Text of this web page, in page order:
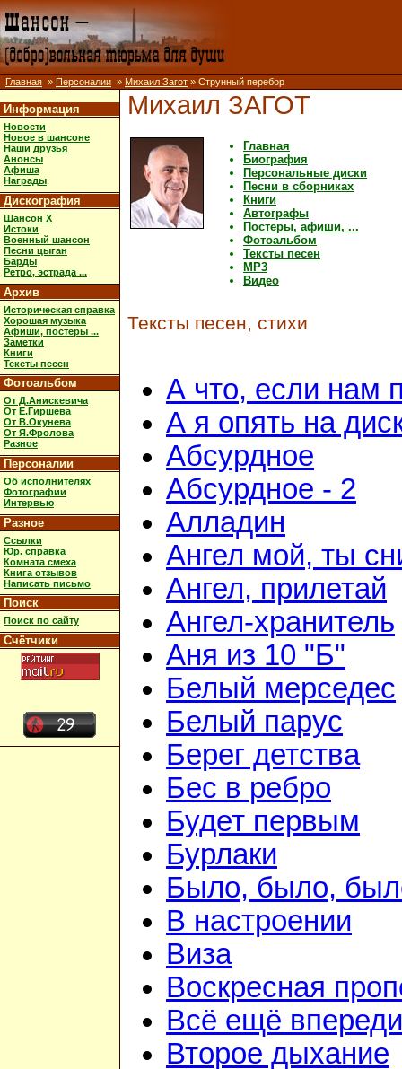
Главная » Персоналии » Михаил Загот » Струнный перебор
Информация
Новости
Новое в шансоне
Наши друзья
Анонсы
Афиша
Награды
Дискография
Шансон X
Истоки
Военный шансон
Песни цыган
Барды
Ретро, эстрада ...
Архив
Историческая справка
Хорошая музыка
Афиши, постеры ...
Заметки
Книги
Тексты песен
Фотоальбом
От Д.Анискевича
От Е.Гиршева
От В.Окунева
От Я.Фролова
Разное
Персоналии
Об исполнителях
Фотографии
Интервью
Разное
Ссылки
Юр. справка
Комната смеха
Книга отзывов
Написать письмо
Поиск
Поиск по сайту
Счётчики
Михаил ЗАГОТ
Главная
Биография
Персональные диски
Песни в сборниках
Книги
Автографы
Постеры, афиши, ...
Фотоальбом
Тексты песен
MP3
Видео
Тексты песен, стихи
А что, если нам
А я опять на
Абсурдное
Абсурдное - 2
Алладин
Ангел мой, ты
Ангел, прилетай
Ангел-хранитель
Аня из 10 "Б"
Белый мерседес
Белый парус
Берег детства
Бес в ребро
Будет первым
Бурлаки
Было, было,
В настроении
Виза
Воскресная
Всё ещё впереди
Второе дыхание